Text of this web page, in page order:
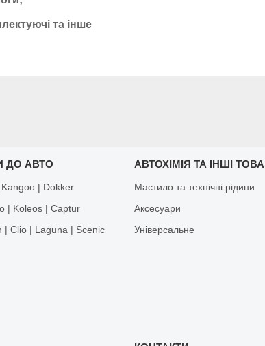
та інше
ДО АВТО
| Dokker
| Koleos | Captur
| Clio | Laguna | Scenic
АВТОХІМІЯ ТА ІНШІ
Мастило та технічні рідини
Аксесуари
Універсальне